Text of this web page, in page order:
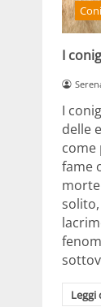
I
I
delle
come
fame
Leggi